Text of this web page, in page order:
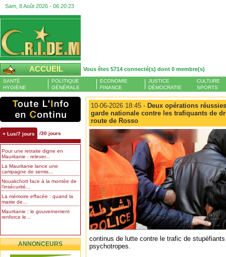
Sam, 8 Août 2026 - 06:20:24
ACCUEIL Vous êtes 5714 connecté(s) dont 0 membre(s)
SANTÉ
HYGIÈNE
POLITIQUE
GÉNÉRALE
ECONOMIE
FINANCE
JUSTICE
DÉMOCRATIE
CULTURE
SPORTS
+ Lus/7 jours /30 jours
Pour une retraite digne en
Mauritanie : relever...
La Mauritanie lance une
campagne de semis...
Nouakchott face à la montée de
l’insécurité...
La mémoire effacée : quand la
mairie de...
Mauritanie : le gouvernement
renforce le...
ANNONCEURS
10-06-2026 18:45 - Deux opérations
garde nationale contre les trafiquants de
route de Rosso
continus de lutte contre le trafic de
psychotropes.